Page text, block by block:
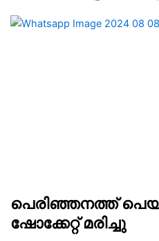
പെരിഞ്ഞനത്ത്
ഷോക്കേറ്റ് മരിച്ചു